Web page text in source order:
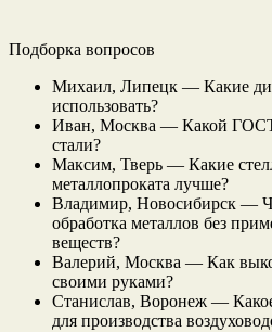
Подборка вопросов
Михаил, Липецк — Какие
использовать?
Иван, Москва — Какой ГОСТ
стали?
Максим, Тверь — Какие
металлопроката лучше?
Владимир, Новосибирск —
обработка металлов без
веществ?
Валерий, Москва — Как
своими руками?
Станислав, Воронеж —
для производства